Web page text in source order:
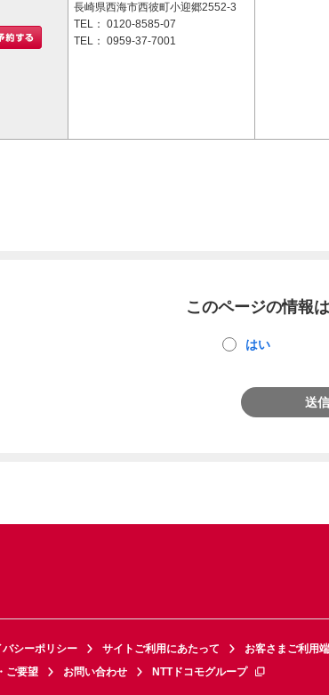
長崎県西海市西彼町小迎郷2552-3
TEL： 0120-8585-07
TEL： 0959-37-7001
このページの情報
はい
送
バシーポリシー サイトご利用にあたって お客さまご利用
ご要望 お問い合わせ NTTドコモグループ